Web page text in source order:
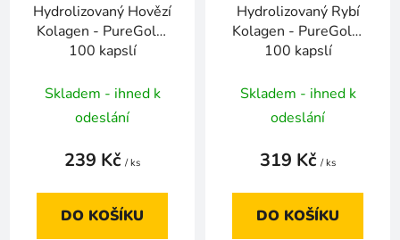
Hydrolizovaný Hovězí
Kolagen - PureGold,
100 kapslí
Skladem - ihned k
odeslání
239 Kč / ks
DO KOŠÍKU
Hydrolizovaný Rybí
Kolagen - PureGold,
100 kapslí
Skladem - ihned k
odeslání
319 Kč / ks
DO KOŠÍKU